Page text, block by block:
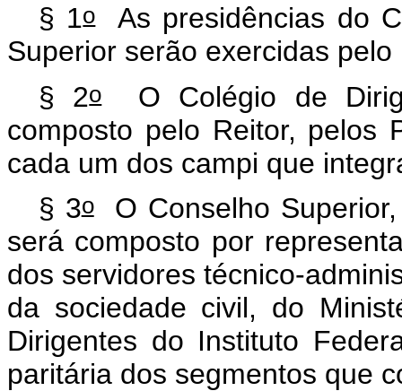
§ 1oAs presidências do
Superior serão exercidas
§ 2oO Colégio de
composto pelo Reitor, pelos
cada um dos campi que
§ 3oO Conselho Superior,
será composto por
dos servidores técnico-
da sociedade civil, do
Dirigentes do Instituto
paritária dos segmentos que